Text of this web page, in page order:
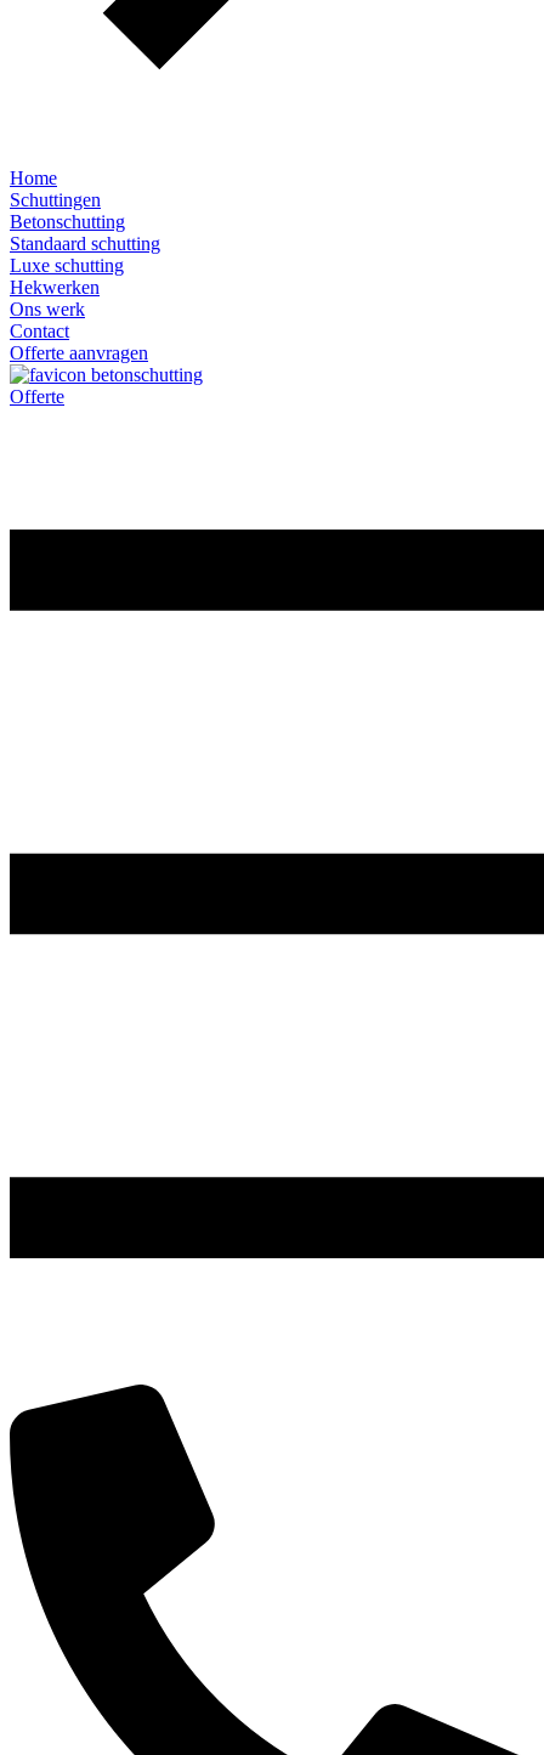
Home
Schuttingen
Betonschutting
Standaard schutting
Luxe schutting
Hekwerken
Ons werk
Contact
Offerte aanvragen
Offerte